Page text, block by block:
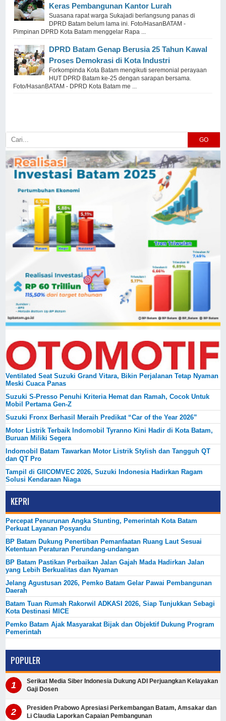
Keras Pembangunan Kantor Lurah
Suasana rapat warga Sukajadi berlangsung panas di
DPRD Batam belum lama ini. Foto/HasanBATAM -
Pimpinan DPRD Kota Batam menggelar Rapa ...
DPRD Batam Genap Berusia 25 Tahun Kawal
Proses Demokrasi di Kota Industri
Forkompinda Kota Batam mengikuti seremonial perayaan
HUT DPRD Batam ke-25 dengan sarapan bersama.
Foto/HasanBATAM - DPRD Kota Batam me ...
GO
Ventilated Seat Suzuki Grand Vitara, Bikin Perjalanan Tetap Nyaman
Meski Cuaca Panas
Suzuki S-Presso Penuhi Kriteria Hemat dan Ramah, Cocok Untuk
Mobil Pertama Gen-Z
Suzuki Fronx Berhasil Meraih Predikat “Car of the Year 2026”
Motor Listrik Terbaik Indomobil Tyranno Kini Hadir di Kota Batam,
Buruan Miliki Segera
Indomobil Batam Tawarkan Motor Listrik Stylish dan Tangguh QT
dan QT Pro
Tampil di GIICOMVEC 2026, Suzuki Indonesia Hadirkan Ragam
Solusi Kendaraan Niaga
KEPRI
Percepat Penurunan Angka Stunting, Pemerintah Kota Batam
Perkuat Layanan Posyandu
BP Batam Dukung Penertiban Pemanfaatan Ruang Laut Sesuai
Ketentuan Peraturan Perundang-undangan
BP Batam Pastikan Perbaikan Jalan Gajah Mada Hadirkan Jalan
yang Lebih Berkualitas dan Nyaman
Jelang Agustusan 2026, Pemko Batam Gelar Pawai Pembangunan
Daerah
Batam Tuan Rumah Rakorwil ADKASI 2026, Siap Tunjukkan Sebagi
Kota Destinasi MICE
Pemko Batam Ajak Masyarakat Bijak dan Objektif Dukung Program
Pemerintah
POPULER
Serikat Media Siber Indonesia Dukung ADI Perjuangkan Kelayakan
Gaji Dosen
Presiden Prabowo Apresiasi Perkembangan Batam, Amsakar dan
Li Claudia Laporkan Capaian Pembangunan